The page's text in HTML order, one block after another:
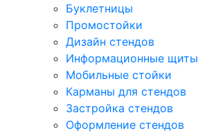
Буклетницы
Промостойки
Дизайн стендов
Информационные щиты
Мобильные стойки
Карманы для стендов
Застройка стендов
Оформление стендов